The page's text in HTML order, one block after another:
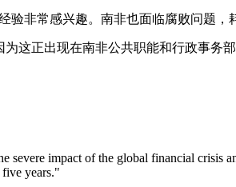
验非常感兴趣。南非也面临腐败问题，
这正出现在南非公共职能和行政事务
severe impact of the global financial crisis
five years."